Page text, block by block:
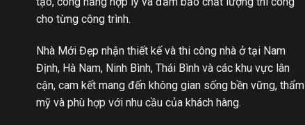
cho từng công trình.
Nhà Mới Đẹp nhận thiết kế và thi công nhà ở tại Nam
Định, Hà Nam, Ninh Bình, Thái Bình và các khu vực lân
cận, cam kết mang đến không gian sống bền vững, thẩm
mỹ và phù hợp với nhu cầu của khách hàng.